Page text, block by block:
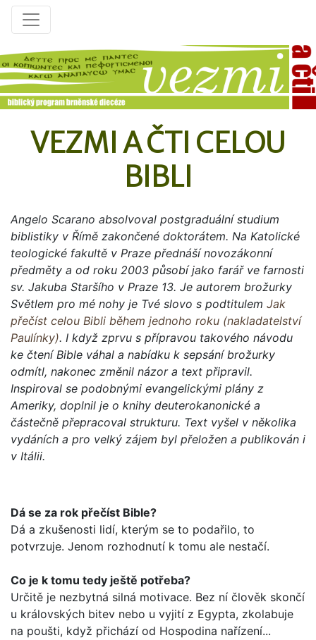
VEZMI A ČTI CELOU
BIBLI
Angelo Scarano absolvoval postgraduální studium
biblistiky v Římě zakončené doktorátem. Na Katolické
teologické fakultě v Praze přednáší novozákonní
předměty a od roku 2003 působí jako farář ve farnosti
sv. Jakuba Staršího v Praze 13. Je autorem brožurky
Světlem pro mé nohy je Tvé slovo s podtitulem Jak
přečíst celou Bibli během jednoho roku (nakladatelství
Paulínky). I když zprvu s přípravou takového návodu
ke čtení Bible váhal a nabídku k sepsání brožurky
odmítl, nakonec změnil názor a text připravil.
Inspiroval se podobnými evangelickými plány z
Ameriky, doplnil je o knihy deuterokanonické a
částečně přepracoval strukturu. Text vyšel v několika
vydáních a pro velký zájem byl přeložen a publikován i
v Itálii.
Dá se za rok přečíst Bible?
Dá a zkušenosti lidí, kterým se to podařilo, to
potvrzuje. Jenom rozhodnutí k tomu ale nestačí.
Co je k tomu tedy ještě potřeba?
Určitě je nezbytná silná motivace. Bez ní člověk skončí
u krá­lovských bitev nebo u vyjití z Egypta, zkolabuje
na poušti, když přichází od Hospodina nařízení...